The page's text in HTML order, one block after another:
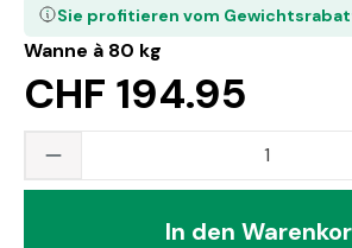
Wanne à 80 kg
CHF 194.95
Sie profitieren vom
Produkt Anzahl: Gib den
In den